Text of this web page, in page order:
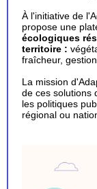
À l'initiative de
propose une
écologiques
territoire :
fraîcheur,
La mission
de ces solutions
les politiques
régional ou